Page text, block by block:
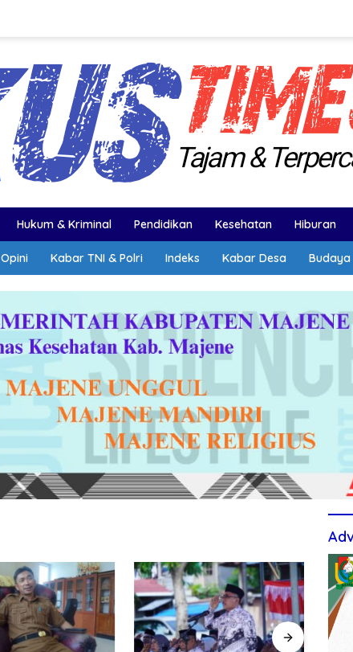
Hukum & Kriminal Pendidikan Kesehatan Hiburan
Opini Kabar TNI & Polri Indeks Kabar Desa Budaya